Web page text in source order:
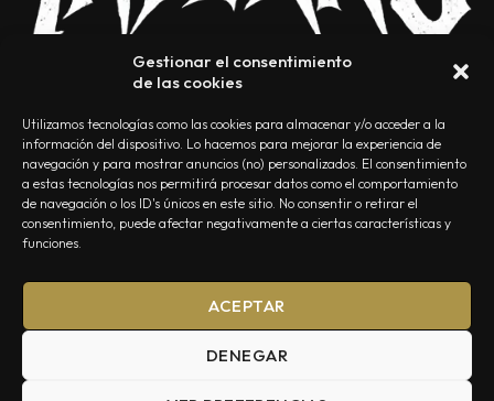
Gestionar el consentimiento
de las cookies
Utilizamos tecnologías como las cookies para almacenar y/o acceder a la
información del dispositivo. Lo hacemos para mejorar la experiencia de
navegación y para mostrar anuncios (no) personalizados. El consentimiento
a estas tecnologías nos permitirá procesar datos como el comportamiento
de navegación o los ID's únicos en este sitio. No consentir o retirar el
consentimiento, puede afectar negativamente a ciertas características y
funciones.
ACEPTAR
DENEGAR
NOSOTROS CONTACTO EDITORIAL POLÍTICA DE PRIVACIDAD